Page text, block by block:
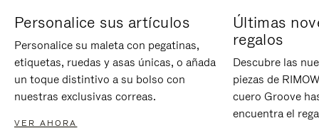
Personalice sus artículos
Personalice su maleta con pegatinas,
etiquetas, ruedas y asas únicas, o añada
un toque distintivo a su bolso con
nuestras exclusivas correas.
VER AHORA
Últimas
regalos
Descubre las
piezas de
cuero Groove
encuentra el